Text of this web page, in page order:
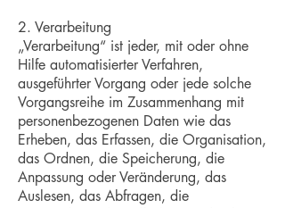
2. Verarbeitung
„Verarbeitung“ ist jeder, mit oder ohne
Hilfe automatisierter Verfahren,
ausgeführter Vorgang oder jede solche
Vorgangsreihe im Zusammenhang mit
personenbezogenen Daten wie das
Erheben, das Erfassen, die Organisation,
das Ordnen, die Speicherung, die
Anpassung oder Veränderung, das
Auslesen, das Abfragen, die